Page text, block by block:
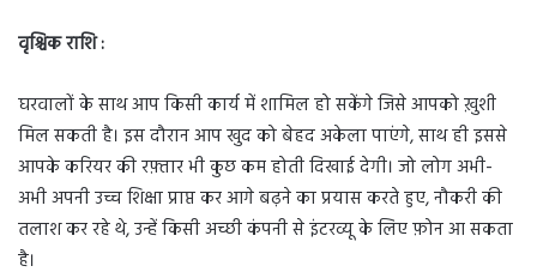
वृश्चिक राशि :
घरवालों के साथ आप किसी कार्य में शामिल हो सकेंगे जिसे आपको ख़ुशी
मिल सकती है। इस दौरान आप खुद को बेहद अकेला पाएंगे, साथ ही इससे
आपके करियर की रफ़्तार भी कुछ कम होती दिखाई देगी। जो लोग अभी-
अभी अपनी उच्च शिक्षा प्राप्त कर आगे बढ़ने का प्रयास करते हुए, नौकरी की
तलाश कर रहे थे, उन्हें किसी अच्छी कंपनी से इंटरव्यू के लिए फ़ोन आ सकता
है।